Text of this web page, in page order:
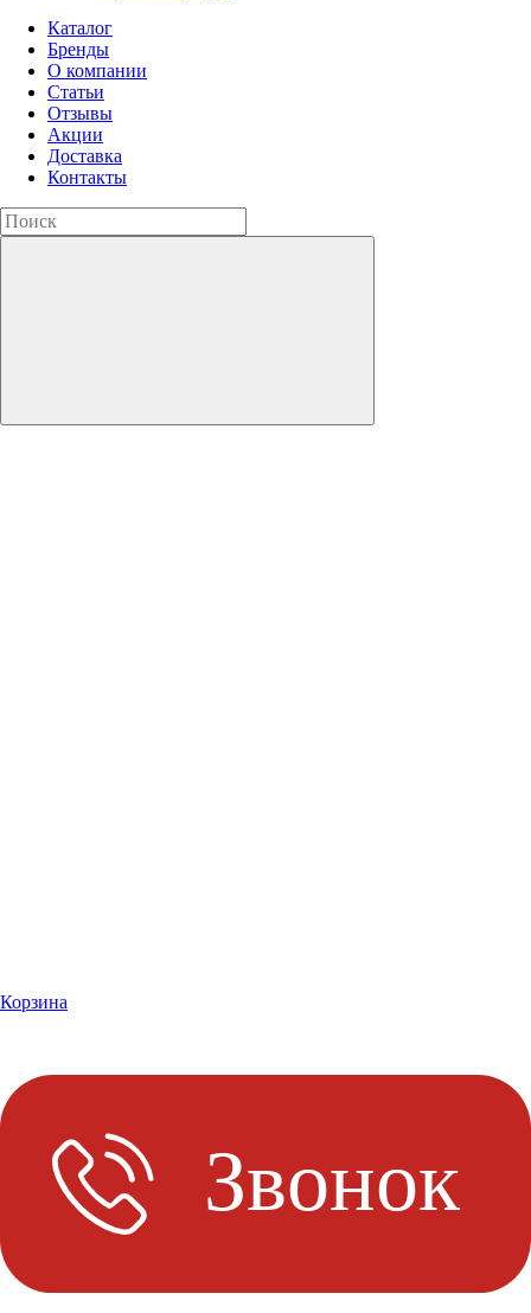
Каталог
Бренды
О компании
Статьи
Отзывы
Акции
Доставка
Контакты
Корзина